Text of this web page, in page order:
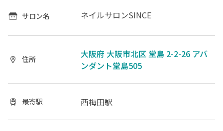
サロン名 ネイルサロンSINCE
住所
大阪府 大阪市北区 堂島 2-2-26 アバ
ンダント堂島505
最寄駅 西梅田駅